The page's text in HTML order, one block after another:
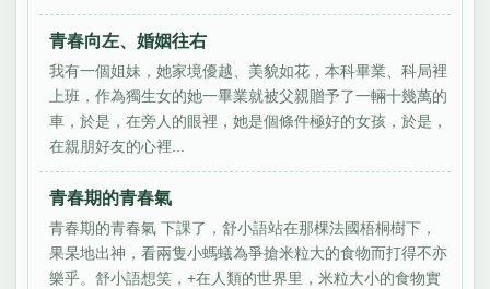
青春向左、婚姻往右
我有一個姐妹，她家境優越、美貌如花，本科畢業、科局裡
上班，作為獨生女的她一畢業就被父親贈予了一輛十幾萬的
車，於是，在旁人的眼裡，她是個條件極好的女孩，於是，
在親朋好友的心裡...
青春期的青春氣
青春期的青春氣 下課了，舒小語站在那棵法國梧桐樹下，
果杲地出神，看兩隻小螞蟻為爭搶米粒大的食物而打得不亦
樂乎。舒小語想笑，+在人類的世界里，米粒大小的食物實